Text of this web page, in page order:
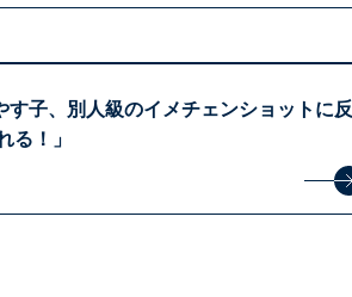
す子、別人級のイメチェンショットに反
る！」